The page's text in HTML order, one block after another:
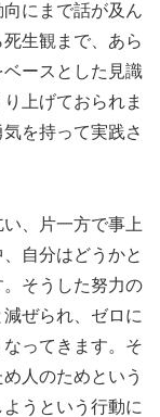
にまで話が及ん
生観まで、あら
ースとした見識
上げておられま
を持って実践さ
、片一方で事上
自分はどうかと
そうした努力の
ぜられ、ゼロに
ってきます。そ
人のためという
うという行動に